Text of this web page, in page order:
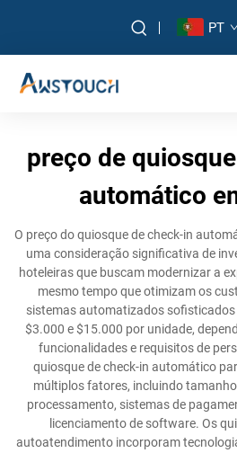
PT
preço de
automático
O preço do quiosque de check-in
uma consideração significativa de
hoteleiras que buscam modernizar a
mesmo tempo que otimizam os
sistemas automatizados
$3.000 e $15.000 por unidade,
funcionalidades e requisitos de
quiosque de check-in automático
múltiplos fatores, incluindo
processamento, sistemas de
licenciamento de software. Os
autoatendimento incorporam